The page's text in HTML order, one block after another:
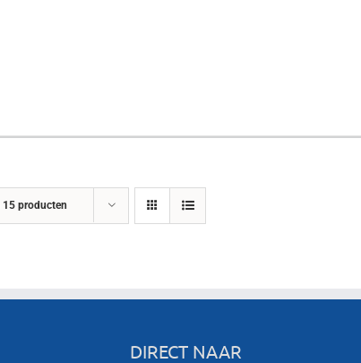
15 producten
DIRECT NAAR